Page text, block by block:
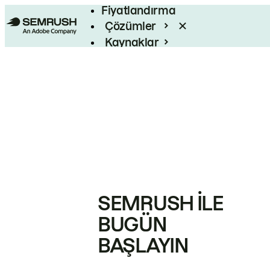
Fiyatlandırma
Çözümler
Kaynaklar
SEMRUSH ILE
BUGÜN
BAŞLAYIN